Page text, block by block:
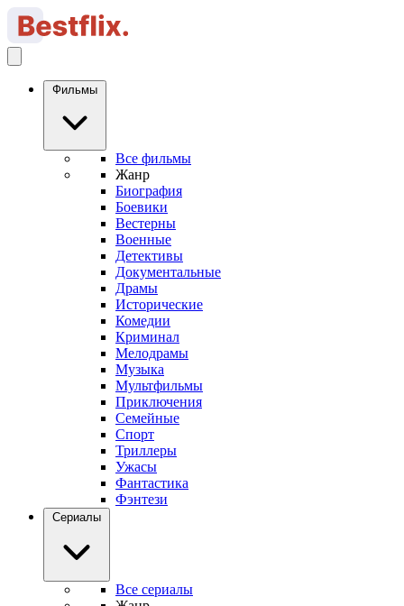
Фильмы
Все фильмы
Жанр
Биография
Боевики
Вестерны
Военные
Детективы
Документальные
Драмы
Исторические
Комедии
Криминал
Мелодрамы
Музыка
Мультфильмы
Приключения
Семейные
Спорт
Триллеры
Ужасы
Фантастика
Фэнтези
Сериалы
Все сериалы